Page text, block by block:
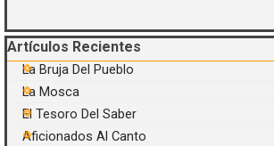
Saltar el bloque Artículos Recientes
Artículos Recientes
La Bruja Del Pueblo
La Mosca
El Tesoro Del Saber
Aficionados Al Canto